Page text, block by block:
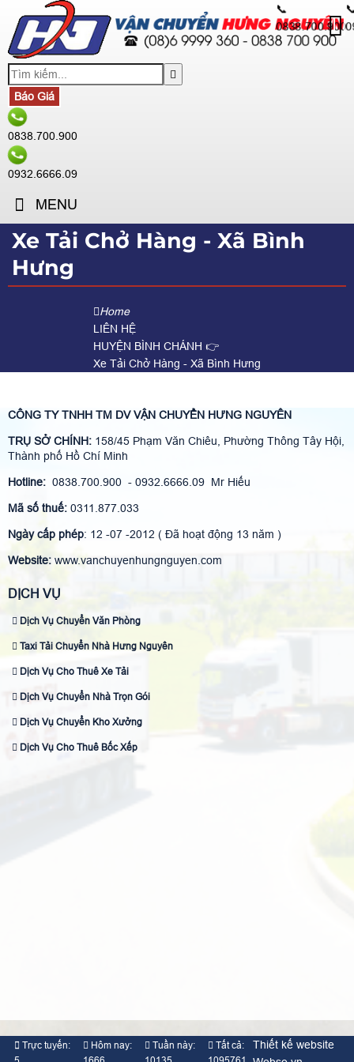
📞
0838.700.900
Báo Giá
0838.700.900
0932.6666.09
MENU
Xe Tải Chở Hàng - Xã Bình
Hưng
Home
LIÊN HỆ
HUYỆN BÌNH CHÁNH 👉
Xe Tải Chở Hàng - Xã Bình Hưng
CÔNG TY TNHH TM DV VẬN CHUYỂN HƯNG NGUYÊN
TRỤ SỞ CHÍNH: 158/45 Phạm Văn Chiêu, Phường Thông Tây Hội,
Thành phố Hồ Chí Minh
Hotline: 0838.700.900 - 0932.6666.09 Mr Hiếu
Mã số thuế: 0311.877.033
Ngày cấp phép: 12 -07 -2012 ( Đã hoạt động 13 năm )
Website: www.vanchuyenhungnguyen.com
DỊCH VỤ
Dịch Vụ Chuyển Văn Phòng
Taxi Tải Chuyển Nhà Hưng Nguyên
Dịch Vụ Cho Thuê Xe Tải
Dịch Vụ Chuyển Nhà Trọn Gói
Dịch Vụ Chuyển Kho Xưởng
Dịch Vụ Cho Thuê Bốc Xếp
Trực tuyến:
Hôm nay:
Tuần này:
Tất cả:
Thiết kế website